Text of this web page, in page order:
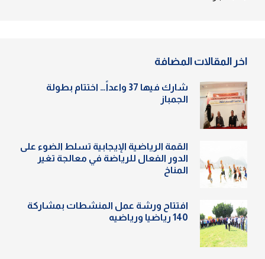
اخر المقالات المضافة
شارك فيها 37 واعداً… اختتام بطولة
الجمباز
القمة الرياضية الإيجابية تسلط الضوء على
الدور الفعال للرياضة في معالجة تغير
المناخ
افتتاح ورشة عمل المنشطات بمشاركة
140 رياضيا ورياضيه